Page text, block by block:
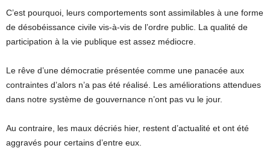
C’est pourquoi, leurs comportements sont assimilables à une forme
de désobéissance civile vis-à-vis de l’ordre public. La qualité de
participation à la vie publique est assez médiocre.
Le rêve d’une démocratie présentée comme une panacée aux
contraintes d’alors n’a pas été réalisé. Les améliorations attendues
dans notre système de gouvernance n’ont pas vu le jour.
Au contraire, les maux décriés hier, restent d’actualité et ont été
aggravés pour certains d’entre eux.